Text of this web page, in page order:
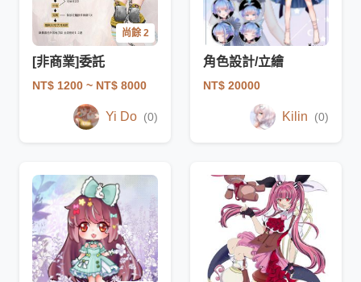
尚餘 2
[非商業]委託
NT$ 1200 ~ NT$ 8000
Yi Do (0)
角色設計/立繪
NT$ 20000
Kilin (0)